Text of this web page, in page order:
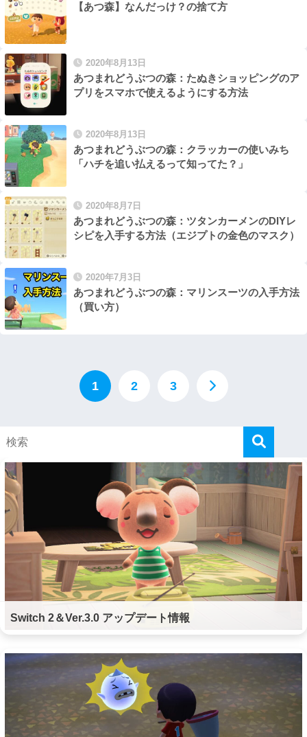
【あつ森】なんだっけ？の捨て方
2020年8月13日
あつまれどうぶつの森：たぬきショッピングのア
プリをスマホで使えるようにする方法
2020年8月13日
あつまれどうぶつの森：クラッカーの使いみち
「ハチを追い払えるって知ってた？」
2020年8月7日
あつまれどうぶつの森：ツタンカーメンのDIYレ
シピを入手する方法（エジプトの金色のマスク）
2020年7月3日
あつまれどうぶつの森：マリンスーツの入手方法
（買い方）
1 2 3
Switch 2＆Ver.3.0 アップデート情報